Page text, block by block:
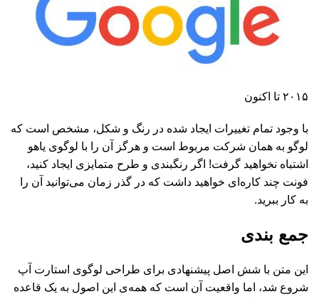
۲۰۱۵ تا اکنون
با وجود تمام تغییرات ایجاد شده در رنگ و شکل، مشخص است که
لوگو به همان شرکت مربوط است و هرگز آن را با لوگوی یاهو
اشتباه نخواهید گرفت! اگر رنگبندی و طرح متمایزی ایجاد کنید،
فونت چند کاره‌ای خواهید داشت که در گذر زمان می‌توانید آن را
به کار ببرید.
جمع بندی
این متن با شش اصل پیشنهادی برای طراحی لوگوی استارت آپ
شروع شد، اما واقعیت آن است که همه‌ی این اصول به یک قاعده